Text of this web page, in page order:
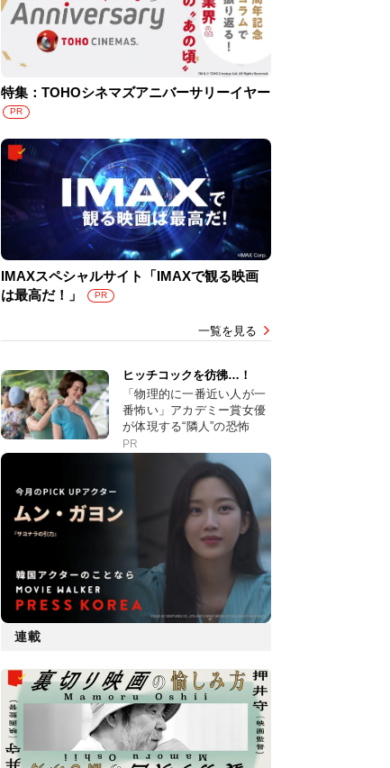
特集：TOHOシネマズアニバーサリーイヤー
PR
IMAXスペシャルサイト「IMAXで観る映画
は最高だ！」
PR
一覧を見る
ヒッチコックを彷彿…！
「物理的に一番近い人が一
番怖い」アカデミー賞女優
が体現する“隣人”の恐怖
PR
連載